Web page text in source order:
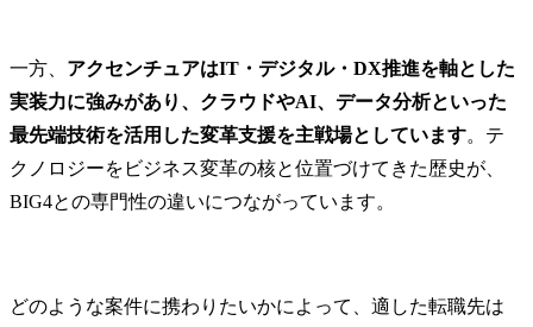
一方、 アクセンチュアはIT・デジタル・DX推進を軸とした
実装力に強みがあり、クラウドやAI、データ分析といった
最先端技術を活用した変革支援を主戦場としています。テ
クノロジーをビジネス変革の核と位置づけてきた歴史が、
BIG4との専門性の違いにつながっています。
どのような案件に携わりたいかによって、適した転職先は